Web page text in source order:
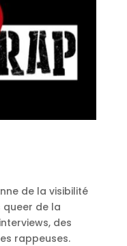
de la visibilité
queer de la
des
rappeuses.